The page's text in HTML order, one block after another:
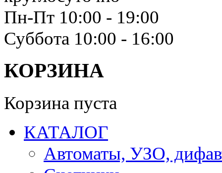
Пн-Пт 10:00 - 19:00
Суббота 10:00 - 16:00
КОРЗИНА
Корзина пуста
КАТАЛОГ
Автоматы, УЗО,